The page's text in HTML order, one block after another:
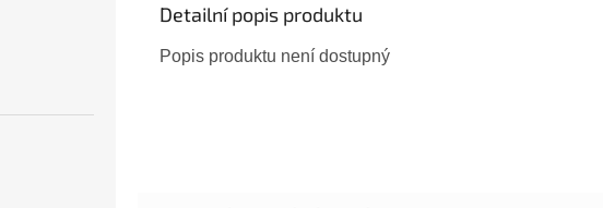
Detailní popis produktu
Popis produktu není dostupný